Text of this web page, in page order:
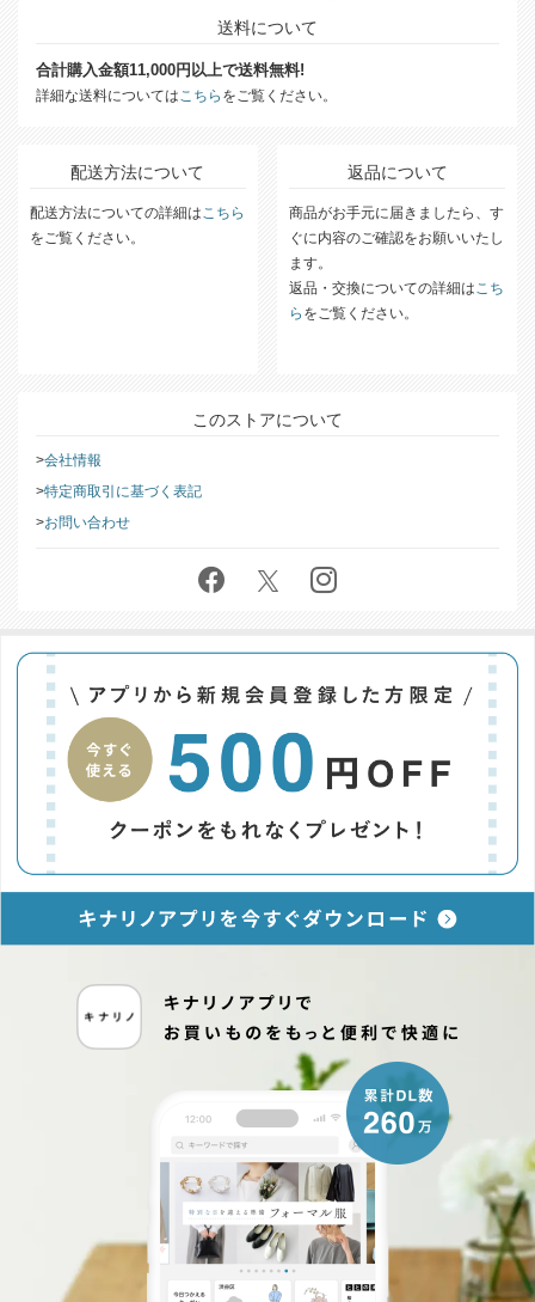
送料について
合計購入金額11,000円以上で送料無料!
詳細な送料についてはこちら をご覧ください。
配送方法について
配送方法についての詳細はこちら
をご覧ください。
返品について
商品がお手元に届きましたら、す
ぐに内容のご確認をお願いいたし
ます。
返品・交換についての詳細はこち
ら をご覧ください。
このストアについて
会社情報
特定商取引に基づく表記
お問い合わせ